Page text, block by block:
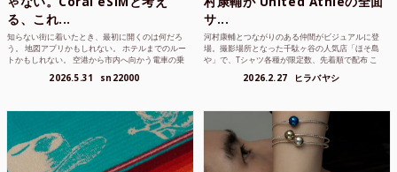
る、これ...
知らない街に着いたとき、最初に開くのは何だろ
う。 地図アプリかもしれない。 ホテルまでのルー
トかもしれない。 空港から市内へ向かう電車の乗
2026.5.31 sn22000
サ...
河村康輔とつながりのある仲間がビジュアルに登
場。撮影場所となった千駄ヶ谷の人気店「ほそ島
や」で、Tシャツ各種が限定数、先着順で配布 こ
2026.2.27 ヒラバヤシ